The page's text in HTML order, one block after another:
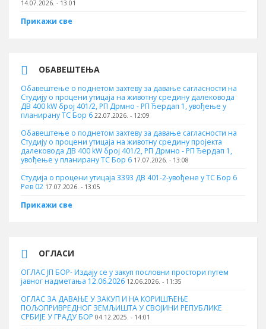
14.07.2026. - 13:01
Прикажи све
ОБАВЕШТЕЊА
Обавештење о поднетом захтеву за давање сагласности на
Студију о процени утицаја на животну средину далековода
ДВ 400 kW број 401/2, РП Дрмно - РП Ђердап 1, увођење у
планирану ТС Бор 6 22.07.2026. - 12:09
Обавештење о поднетом захтеву за давање сагласности на
Студију о процени утицаја на животну средину пројекта
далековода ДВ 400 kW број 401/2, РП Дрмно - РП Ђердап 1,
увођење у планирану ТС Бор 6 17.07.2026. - 13:08
Студија о процени утицаја 3393 ДВ 401-2-увођене у ТС Бор 6
Рев 02 17.07.2026. - 13:05
Прикажи све
ОГЛАСИ
ОГЛАС ЈП БОР- Издају се у закуп пословни простори путем
јавног надметања 12.06.2026 12.06.2026. - 11:35
ОГЛАС ЗА ДАВАЊЕ У ЗАКУП И НА КОРИШЋЕЊЕ
ПОЉОПРИВРЕДНОГ ЗЕМЉИШТА У СВОЈИНИ РЕПУБЛИКЕ
СРБИЈЕ У ГРАДУ БОР 04.12.2025. - 14:01